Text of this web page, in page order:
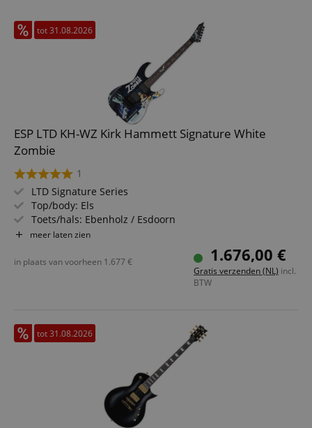
tot 31.08.2026
ESP LTD KH-WZ Kirk Hammett Signature White
Zombie
1
LTD Signature Series
Top/body: Els
Toets/hals: Ebenholz / Esdoorn
Pickups: 2x EMG Bone Breaker (HH, actieve elektronica)
Inclusief Tombstone Case
meer laten zien
1.676,00 €
Gratis verzenden (NL) incl.
BTW
in plaats van voorheen 1.677 €
tot 31.08.2026